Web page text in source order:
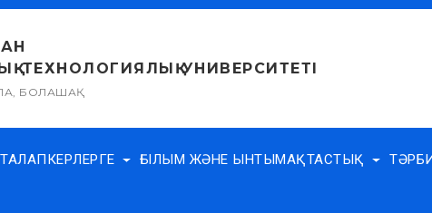
ТЕХНОЛОГИЯЛЫҚ УНИВЕРСИТЕТІ
БОЛАШАҚ
ТАЛАПКЕРЛЕРГЕ ҒЫЛЫМ ЖӘНЕ ЫНТЫМАҚТАСТЫҚ